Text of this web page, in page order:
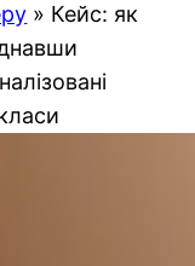
» Кейс: як